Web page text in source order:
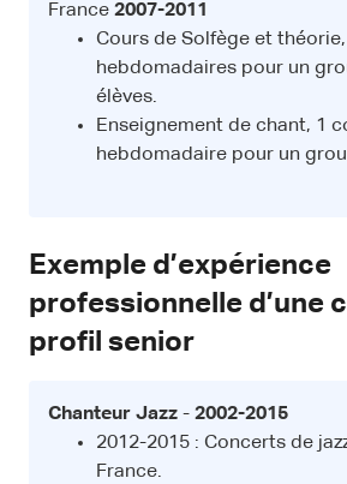
France 2007-2011
Cours de Solfège et
hebdomadaires pour un
élèves.
Enseignement de chant, 1
hebdomadaire pour un
Exemple d’expérience
professionnelle d’une
profil senior
Chanteur Jazz - 2002-2015
2012-2015 : Concerts de
France.